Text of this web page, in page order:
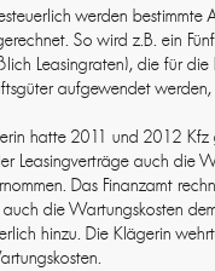
werden bestimmte
So wird z.B. ein
Leasingraten), die für die
aufgewendet werden,
hatte 2011 und 2012 Kfz
Leasingverträge auch die
Das Finanzamt
auch die Wartungskosten
hinzu. Die Klägerin